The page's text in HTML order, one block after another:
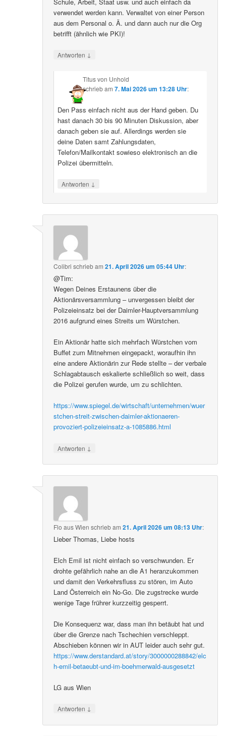
verwendet werden kann. Verwaltet von einer Person
aus dem Personal o. Ä. und dann auch nur die Org
betrifft (ähnlich wie PKI)!
Antworten ↓
Titus von Unhold
schriebam 7. Mai 2026 um 13:28 Uhr:
Den Pass einfach nicht aus der Hand geben. Du
hast danach 30 bis 90 Minuten Diskussion, aber
danach geben sie auf. Allerdings werden sie
deine Daten samt Zahlungsdaten,
Telefon/Mailkontakt sowieso elektronisch an die
Polizei übermitteln.
Antworten ↓
Colibri schriebam21. April 2026 um 05:44 Uhr:
@Tim:
Wegen Deines Erstaunens über die
Aktionärsversammlung – unvergessen bleibt der
Polizeieinsatz bei der Daimler-Hauptversammlung
2016 aufgrund eines Streits um Würstchen.
Ein Aktionär hatte sich mehrfach Würstchen vom
Buffet zum Mitnehmen eingepackt, woraufhin ihn
eine andere Aktionärin zur Rede stellte – der verbale
Schlagabtausch eskalierte schließlich so weit, dass
die Polizei gerufen wurde, um zu schlichten.
https://www.spiegel.de/wirtschaft/unternehmen/wuer
stchen-streit-zwischen-daimler-aktionaeren-
provoziert-polizeieinsatz-a-1085886.html
Antworten ↓
Flo aus Wien schriebam21. April 2026 um 08:13 Uhr:
Lieber Thomas, Liebe hosts
Elch Emil ist nicht einfach so verschwunden. Er
drohte gefährlich nahe an die A1 heranzukommen
und damit den Verkehrsfluss zu stören, im Auto
Land Österreich ein No-Go. Die zugstrecke wurde
wenige Tage frührer kurzzeitig gesperrt.
Die Konsequenz war, dass man ihn betäubt hat und
über die Grenze nach Tschechien verschleppt.
Abschieben können wir in AUT leider auch sehr gut.
https://www.derstandard.at/story/3000000288842/elc
h-emil-betaeubt-und-im-boehmerwald-ausgesetzt
LG aus Wien
Antworten ↓